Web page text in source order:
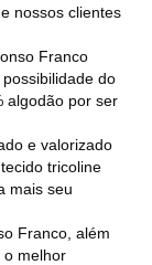
nossos clientes
Franco
do
algodão por ser
e valorizado
tricoline
mais seu
Franco, além
o melhor